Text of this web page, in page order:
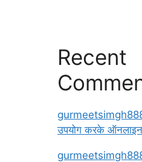
Recent
उपयोग करके